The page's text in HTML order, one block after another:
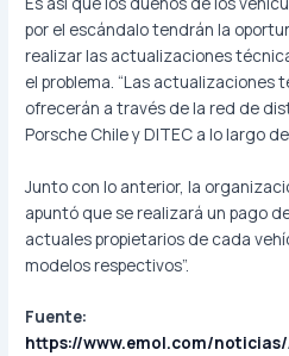
por el escándalo tendrán la
realizar las actualizaciones
el problema. “Las actualizaciones
ofrecerán a través de la red de
Porsche Chile y DITEC a lo largo
Junto con lo anterior, la
apuntó que se realizará un pago
actuales propietarios de cada
modelos respectivos”.
Fuente:
https://www.emol.com/